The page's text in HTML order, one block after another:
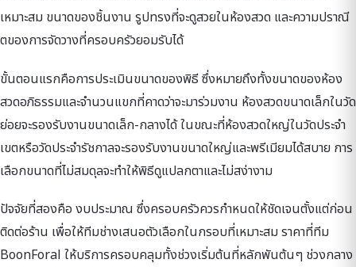
เหมาะสม ขนาดของชิ้นงาน รูปทรงที่จะดูสวยในห้องสวด และความปราณี
ตของการจัดวางที่ครอบครัวยอมรับได้
ขั้นตอนแรกคือการประเมินขนาดของพิธี ซึ่งหมายถึงทั้งขนาดของห้อง
สวดอภิธรรมและจำนวนแขกที่คาดว่าจะมาร่วมงาน ห้องสวดขนาดเล็กในวัด
ย่อยจะรองรับงานขนาดเล็ก-กลางได้ ในขณะที่ห้องสวดใหญ่ในวัดประจำ
เขตหรือวัดประจำรัชกาลจะรองรับงานขนาดใหญ่และพรีเมียมได้สบาย การ
เลือกขนาดที่ไม่สมดุลจะทำให้พิธีดูแปลกตาและไม่สง่างาม
ปัจจัยที่สองคือ งบประมาณ ซึ่งครอบครัวควรกำหนดให้ชัดเจนตั้งแต่ก่อน
ติดต่อร้าน เพื่อให้ทีมช่างเสนอตัวเลือกในกรอบที่เหมาะสม ราคาที่ทีม
BoonForal ให้บริการครอบคลุมทั้งช่วงเริ่มต้นที่หลักพันต้นๆ ช่วงกลาง